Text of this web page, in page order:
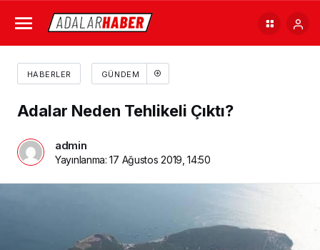
HABERLER GÜNDEM
Adalar Neden Tehlikeli Çıktı?
admin
Yayınlanma:17 Ağustos 2019, 14:50